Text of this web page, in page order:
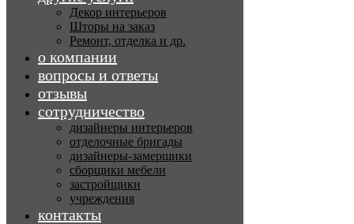
Декор интерьеров
Шторы на заказ
Ремонт, отделка и др.
о компании
вопросы и ответы
отзывы
сотрудничество
дизайнеры интерьеров
отделочные бригады
дизайнеры-замерщики
сборщики мебели
застройщики
учреждения
контакты